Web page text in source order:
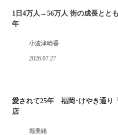
1日4万人→56万人 街の成長とと
年
小波津晴香
2026.07.27
愛されて25年 福岡･けやき通り
店
堀美緒